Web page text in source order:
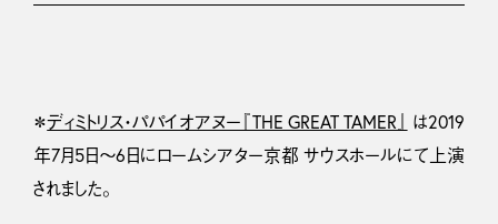
＊ディミトリス・パパイオアヌー『THE GREAT TAMER』
は2019
年7月5日〜6日にロームシアター京都 サウスホールにて上演
されました。